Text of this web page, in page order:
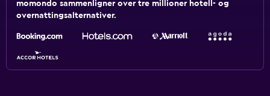
momondo sammenligner over tre millioner hotell- og
overnattingsalternativer.